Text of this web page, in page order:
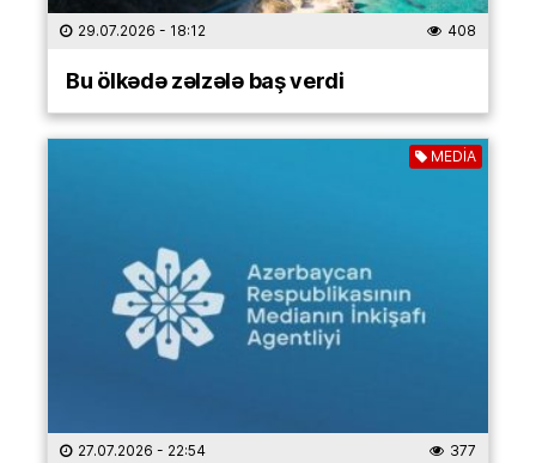
29.07.2026 - 18:12 408
Bu ölkədə zəlzələ baş verdi
MEDİA
27.07.2026 - 22:54 377